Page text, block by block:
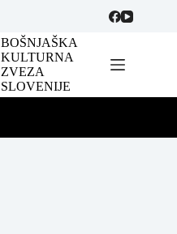
BOŠNJAŠKA
KULTURNA
ZVEZA
SLOVENIJE